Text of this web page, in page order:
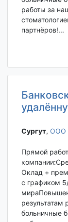
работы за
партнёров!...
Сургут‎, ООО
Прямой
Оклад +
с графиком
результатам
больничные